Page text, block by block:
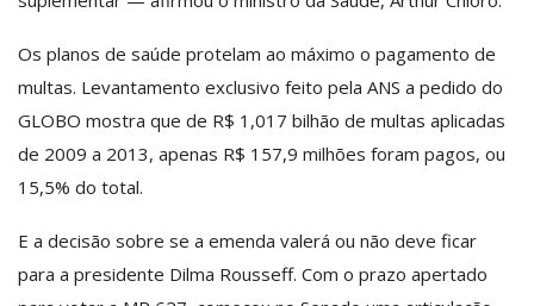
Os planos de saúde protelam ao máximo o pagamento de
multas. Levantamento exclusivo feito pela ANS a pedido do
GLOBO mostra que de R$ 1,017 bilhão de multas aplicadas
de 2009 a 2013, apenas R$ 157,9 milhões foram pagos, ou
15,5% do total.
E a decisão sobre se a emenda valerá ou não deve ficar
para a presidente Dilma Rousseff. Com o prazo apertado